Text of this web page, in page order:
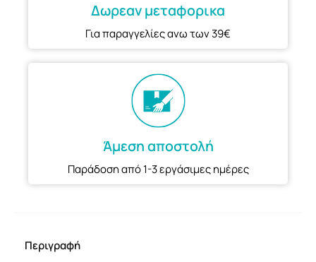
Δωρεαν μεταφορικα
Για παραγγελίες ανω των 39€
Άμεση αποστολή
Παράδοση από 1-3 εργάσιμες ημέρες
Περιγραφή